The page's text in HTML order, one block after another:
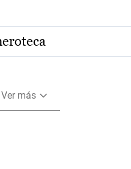
Ver más